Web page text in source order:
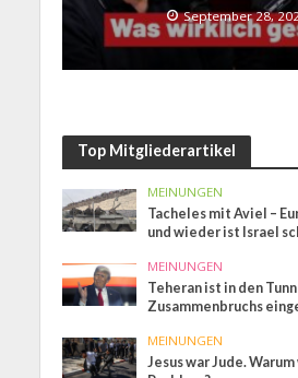
September 28,
Top Mitgliederartikel
MEINUNGEN
Tacheles mit Aviel –
und wieder ist Israel
MEINUNGEN
Teheran ist in den
Zusammenbruchs
MEINUNGEN
Jesus war Jude.